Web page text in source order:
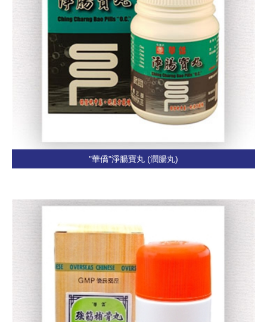
"華僑"淨腸寶丸 (潤腸丸)